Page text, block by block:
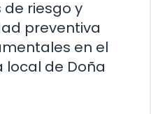
de riesgo y
preventiva
en el
de Doña